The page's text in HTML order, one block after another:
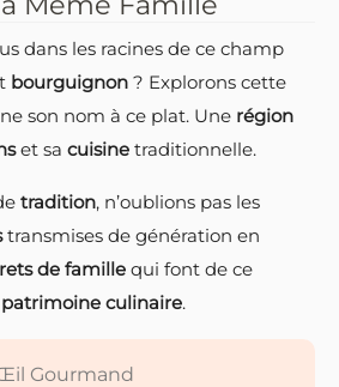
dans les racines de ce champ
bourguignon ? Explorons cette
son nom à ce plat. Une région
et sa cuisine traditionnelle.
tradition, n’oublions pas les
transmises de génération en
de famille qui font de ce
patrimoine culinaire.
Gourmand